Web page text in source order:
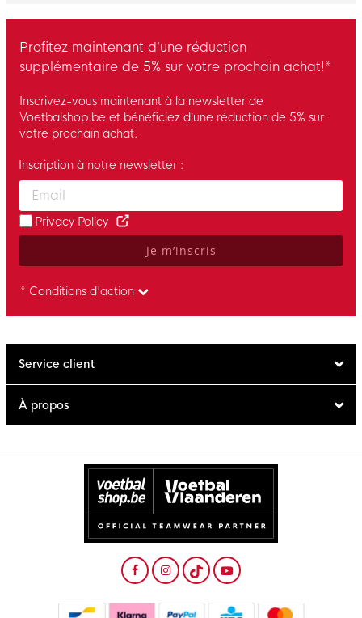
Profitez maintenant d’une réduction
supplémentaire de 5% sur votre prochain achat!*
Inscrivez-vous maintenant à la newsletter de
Voetbalshop.be et bénéficiez d’une réduction de 5% sur
votre prochain achat.
Enter your email and accept the privacy policy to subscribe to
Inscription à notre newsletter :
Privacy Policy
Je m’inscris
* Conditions d'action
Service client
À propos